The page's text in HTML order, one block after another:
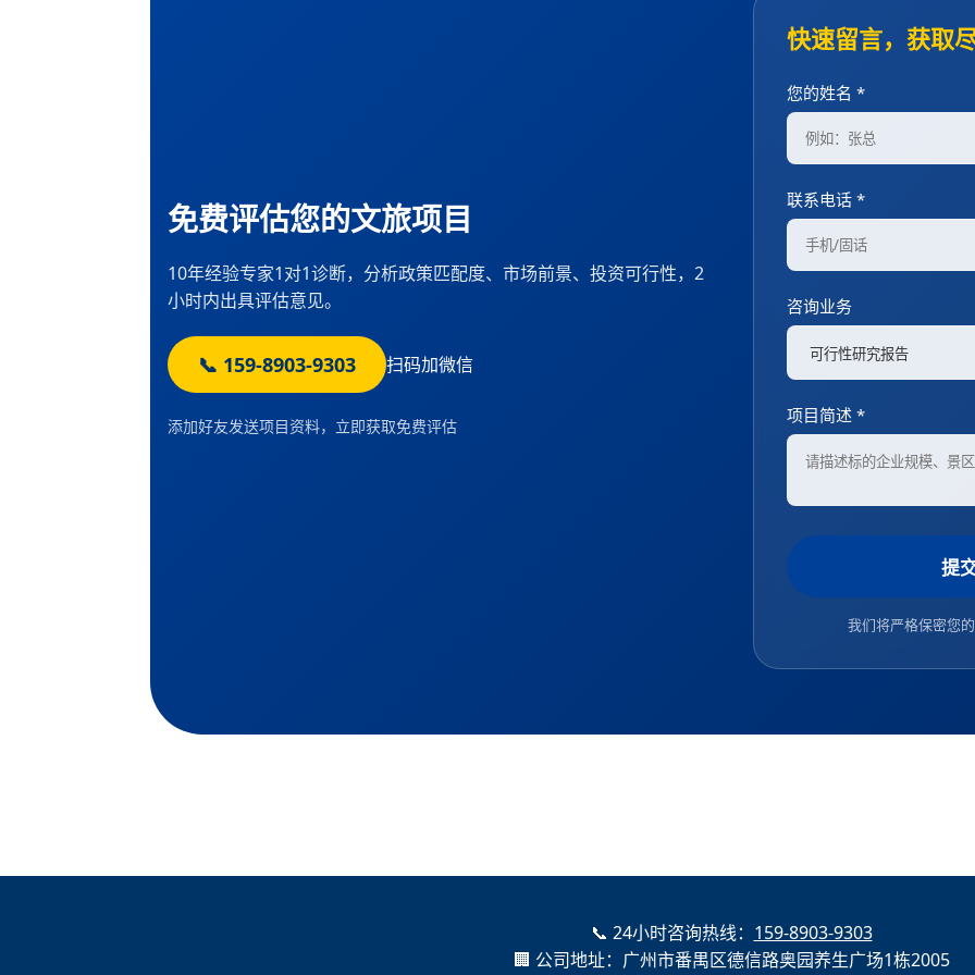
免费评估您的文旅项目
10年经验专家1对1诊断，分析政策匹配度、市场前景、投资可行性，2
小时内出具评估意见。
📞 159-8903-9303 扫码加微信
添加好友发送项目资料，立即获取免费评估
快速留言，获取
您的姓名 *
联系电话 *
咨询业务
项目简述 *
提
我们将严格保密您
📞 24小时咨询热线： 159-8903-9303
🏢 公司地址：广州市番禺区德信路奥园养生广场1栋2005